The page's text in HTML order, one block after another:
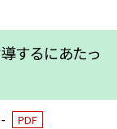
するにあたっ
PDF